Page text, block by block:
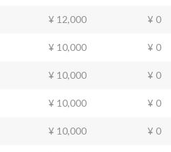
¥ 12,000 ¥ 0
¥ 10,000 ¥ 0
¥ 10,000 ¥ 0
¥ 10,000 ¥ 0
¥ 10,000 ¥ 0